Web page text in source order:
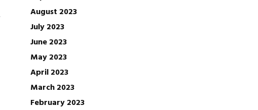
August 2023
July 2023
June 2023
May 2023
April 2023
March 2023
February 2023